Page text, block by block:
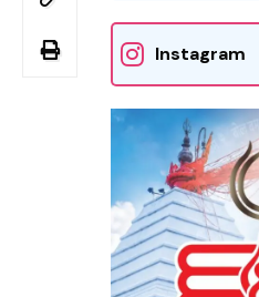
Instagram